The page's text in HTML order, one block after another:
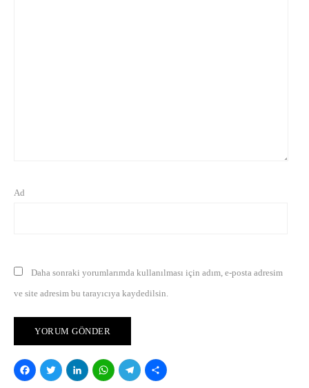
Ad
Daha sonraki yorumlarımda kullanılması için adım, e-posta adresim
ve site adresim bu tarayıcıya kaydedilsin.
Facebook
Twitter
LinkedIn
WhatsApp
Telegram